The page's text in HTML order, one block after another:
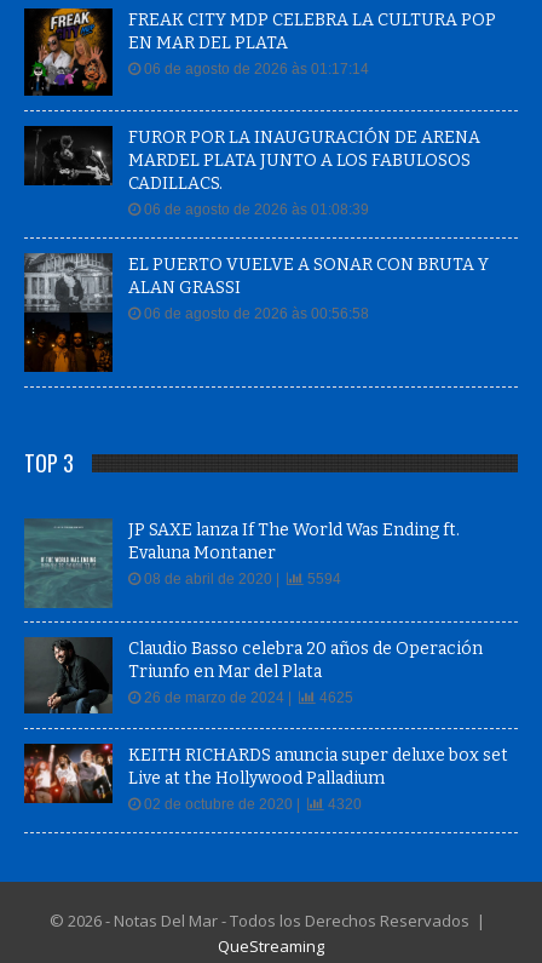
FREAK CITY MDP CELEBRA LA CULTURA POP
EN MAR DEL PLATA
06 de agosto de 2026 às 01:17:14
FUROR POR LA INAUGURACIÓN DE ARENA
MARDEL PLATA JUNTO A LOS FABULOSOS
CADILLACS.
06 de agosto de 2026 às 01:08:39
EL PUERTO VUELVE A SONAR CON BRUTA Y
ALAN GRASSI
06 de agosto de 2026 às 00:56:58
TOP 3
JP SAXE lanza If The World Was Ending ft.
Evaluna Montaner
08 de abril de 2020 | 5594
Claudio Basso celebra 20 años de Operación
Triunfo en Mar del Plata
26 de marzo de 2024 | 4625
KEITH RICHARDS anuncia super deluxe box set
Live at the Hollywood Palladium
02 de octubre de 2020 | 4320
© 2026 - Notas Del Mar - Todos los Derechos Reservados |
QueStreaming